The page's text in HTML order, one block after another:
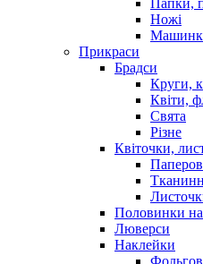
Ножі
Прикраси
Брадси
Круги,
Квіти,
Свята
Різне
Квіточки,
Половинки
Люверси
Наклейки